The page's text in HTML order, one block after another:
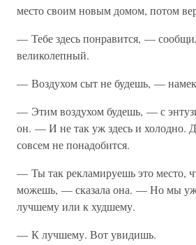
место своим новым домом, потом
— Тебе здесь понравится, —
великолепный.
— Воздухом сыт не будешь, —
— Этим воздухом будешь, — с
он. — И не так уж здесь и холодно.
совсем не понадобится.
— Ты так рекламируешь это место,
можешь, — сказала она. — Но мы
лучшему или к худшему.
— К лучшему. Вот увидишь.